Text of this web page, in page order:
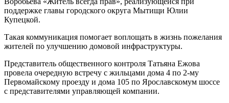
поддержке главы городского округа Мытищи Юлии
Купецкой.
Такая коммуникация помогает воплощать в жизнь пожелания
жителей по улучшению домовой инфраструктуры.
Представитель общественного контроля Татьяна Ежова
провела очередную встречу с жильцами дома 4 по 2-му
Первомайскому проезду и дома 105 по Ярославскомум шоссе
с представителями управляющей компании.